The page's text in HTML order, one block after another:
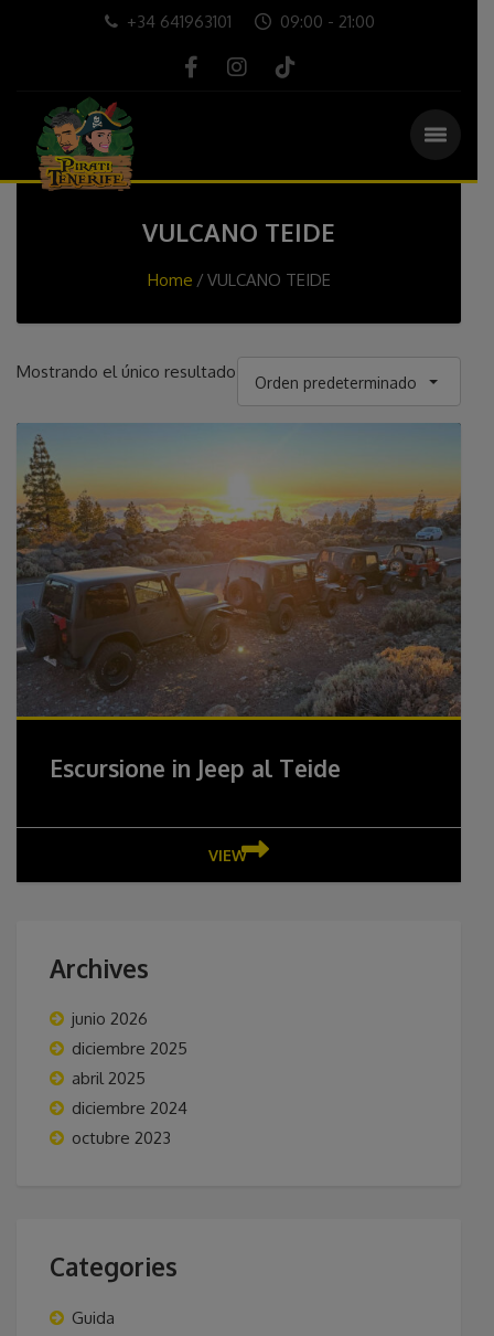
+34 641963101 09:00 - 21:00
VULCANO TEIDE
Home VULCANO TEIDE
Mostrando el único resultado
Orden predeterminado
Escursione in Jeep al Teide
VIEW
Archives
junio 2026
diciembre 2025
abril 2025
diciembre 2024
octubre 2023
Categories
Guida